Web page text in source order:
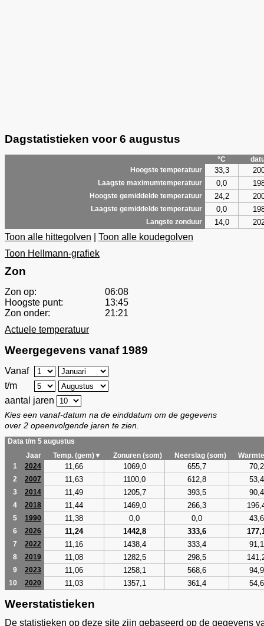
Dagstatistieken voor 6 augustus
°C
Hoogste temperatuur
33,3
Laagste maximumtemperatuur 0,0
Hoogste gemiddelde temperatuur 24,2
Laagste gemiddelde temperatuur 0,0
Langste zonduur 14,0
Toon alle hittegolven
Toon alle koudegolven
Toon Hellmann-grafiek
Zon
Zon op:
06:08
Hoogste punt:
13:45
Zon onder:
21:21
Actuele temperatuur
Weergegevens vanaf 1989
Vanaf
t/m
aantal jaren
Kies een vanaf-datum na de einddatum om de gegevens
over 2 opeenvolgende jaren te zien.
Data t/m 5 augustus
Jaar
Temp. (gem)▼ Zonuren (som) Neerslag (som)
1
2024 11,66 1069,0 655,7 70,2
2 2007 11,63 1100,0 612,8 53,4
3 2014 11,49 1205,7 393,5 90,4
4 2018 11,44 1469,0 266,3
5 1990 11,38 0,0 0,0 43,6
6 2026 11,24 1442,8 333,6
7 2022 11,16 1438,4 333,4 91,1
8 2019 11,08 1282,5 298,5
9 2023 11,06 1258,1 568,6 94,9
10 2020 11,03 1357,1 361,4 54,6
Weerstatistieken
De statistieken op deze site zijn gebaseerd op de gegevens